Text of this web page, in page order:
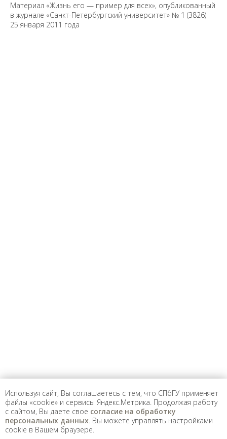
Материал «Жизнь его — пример для всех», опубликованный
в журнале «Санкт-Петербургский университет» №​ 1 (3826)
25 января 2011 года
Уважаемые универсанты и гости! Если
вы заметили неточность в опубликованных
сведениях, пожалуйста, сообщите об этом
Используя сайт, Вы соглашаетесь с тем, что СПбГУ применяет
файлы «cookie» и сервисы Яндекс.Метрика. Продолжая работу
с сайтом, Вы даете свое согласие на обработку
персональных данных . Вы можете управлять настройками
cookie в Вашем браузере.